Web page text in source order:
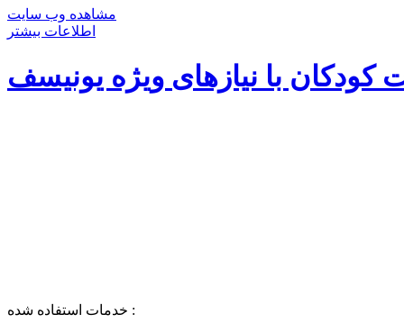
مشاهده وب سایت
اطلاعات بیشتر
با نیازهای ویژه یونیسف
خدمات استفاده شده :